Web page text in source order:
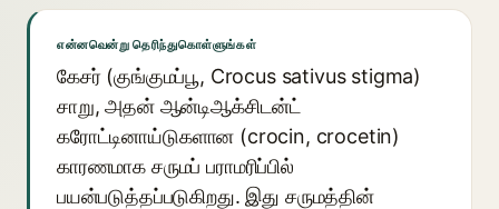
என்னவென்று தெரிந்துகொள்ளுங்கள்
கேசர் (குங்குமப்பூ, Crocus sativus stigma)
சாறு, அதன் ஆன்டிஆக்சிடன்ட்
கரோட்டினாய்டுகளான (crocin, crocetin)
காரணமாக சருமப் பராமரிப்பில்
பயன்படுத்தப்படுகிறது. இது சருமத்தின்